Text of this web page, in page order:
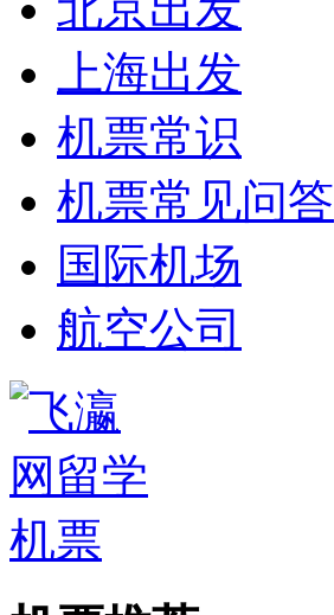
上海出发
机票常识
机票常见问答
国际机场
航空公司